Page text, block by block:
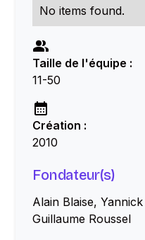
No items found.
Taille de l'équipe :
11-50
Création :
2010
Fondateur(s)
Alain Blaise,
Guillaume Roussel